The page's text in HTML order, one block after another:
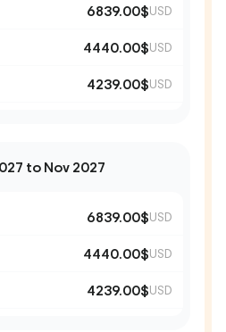
6839.00$USD
4440.00$USD
4239.00$USD
to Nov 2027
6839.00$USD
4440.00$USD
4239.00$USD